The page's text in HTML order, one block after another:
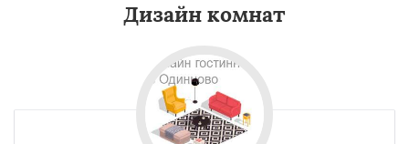
Дизайн комнат